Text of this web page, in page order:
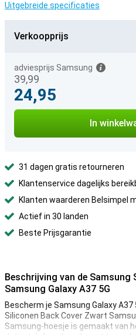
Uitgebreide specificaties
Verkoopprijs
39,99
adviesprijs Samsung
24,95
In
31 dagen gratis retourneren
Klantenservice dagelijks
Klanten waarderen Belsimpel
Actief in 30 landen
Beste Prijsgarantie
Beschrijving van de Samsung
Samsung Galaxy A37 5G
Bescherm je Samsung Galaxy
Siliconen Back Cover Zwart
Samsung-hoesje is gemaakt van